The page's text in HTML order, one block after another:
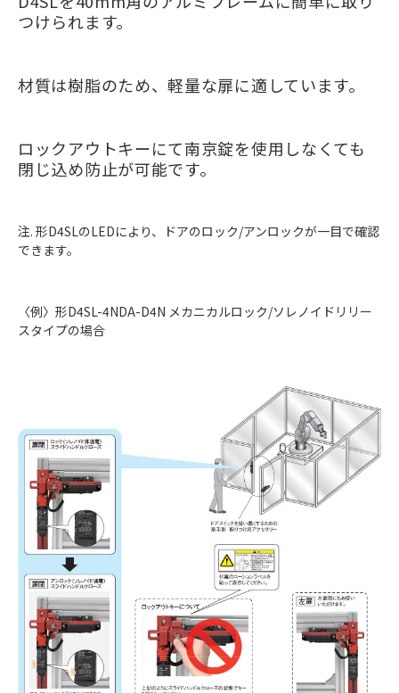
つけられます。
材質は樹脂のため、軽量な扉に適しています。
ロックアウトキーにて南京錠を使用しなくても
閉じ込め防止が可能です。
注. 形D4SLのLEDにより、ドアのロック/アンロックが一目で確認
できます。
〈例〉形D4SL-4NDA-D4N メカニカルロック/ソレノイドリリー
スタイプの場合